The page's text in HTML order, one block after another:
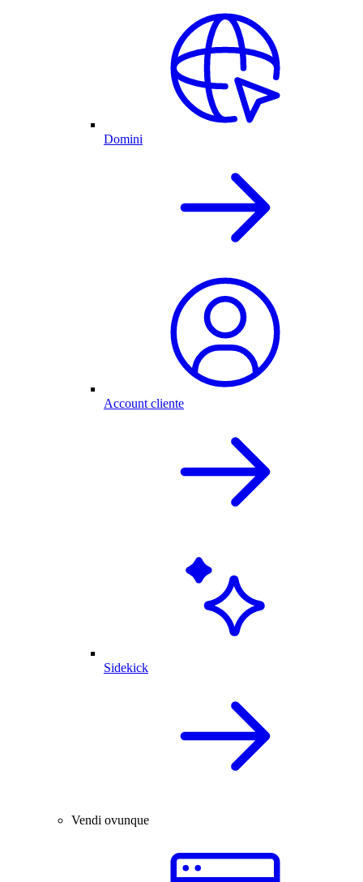
Domini
Account cliente
Sidekick
Vendi ovunque